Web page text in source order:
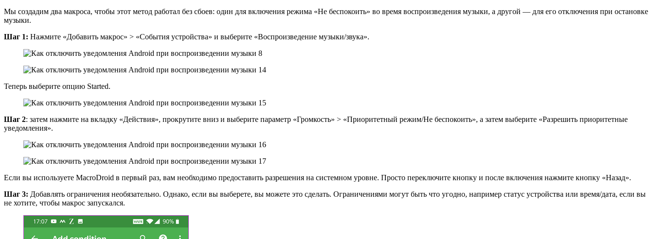
Мы создадим два макроса, чтобы этот метод работал без сбоев: один для включения режима «Не беспокоить» во время воспроизведения музыки, а другой — для его отключения при остановке
музыки.
Шаг 1: Нажмите «Добавить макрос» > «События устройства» и выберите «Воспроизведение музыки/звука».
Теперь выберите опцию Started.
Шаг 2: затем нажмите на вкладку «Действия», прокрутите вниз и выберите параметр «Громкость» > «Приоритетный режим/Не беспокоить», а затем выберите «Разрешить приоритетные
уведомления».
Если вы используете MacroDroid в первый раз, вам необходимо предоставить разрешения на системном уровне. Просто переключите кнопку и после включения нажмите кнопку «Назад».
Шаг 3: Добавлять ограничения необязательно. Однако, если вы выберете, вы можете это сделать. Ограничениями могут быть что угодно, например статус устройства или время/дата, если вы
не хотите, чтобы макрос запускался.